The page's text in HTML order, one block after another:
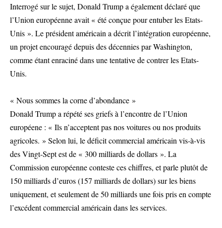
Interrogé sur le sujet, Donald Trump a également déclaré que
l’Union européenne avait « été conçue pour entuber les Etats-
Unis ». Le président américain a décrit l’intégration européenne,
un projet encouragé depuis des décennies par Washington,
comme étant enraciné dans une tentative de contrer les Etats-
Unis.
« Nous sommes la corne d’abondance »
Donald Trump a répété ses griefs à l’encontre de l’Union
européene : « Ils n’acceptent pas nos voitures ou nos produits
agricoles. » Selon lui, le déficit commercial américain vis-à-vis
des Vingt-Sept est de « 300 milliards de dollars ». La
Commission européenne conteste ces chiffres, et parle plutôt de
150 milliards d’euros (157 milliards de dollars) sur les biens
uniquement, et seulement de 50 milliards une fois pris en compte
l’excédent commercial américain dans les services.